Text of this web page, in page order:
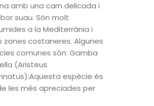
amb una carn delicada i
suau. Són molt
a la Mediterrània i
zones costaneres. Algunes
comunes són: Gamba
(Aristeus
espècie és
les més apreciades per